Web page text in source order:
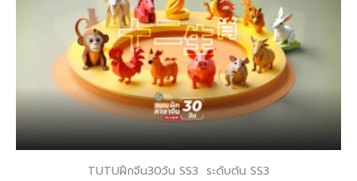
TUTUฝึกจีน30วัน SS3 ระดับต้น SS3